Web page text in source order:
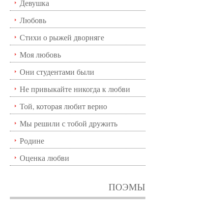
Девушка
Любовь
Стихи о рыжей дворняге
Моя любовь
Они студентами были
Не привыкайте никогда к любви
Той, которая любит верно
Мы решили с тобой дружить
Родине
Оценка любви
ПОЭМЫ